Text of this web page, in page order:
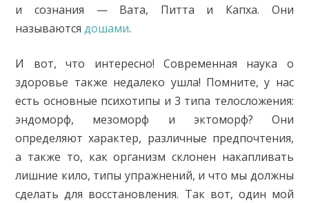
и сознания — Вата, Питта и Капха. Они
называютсядошами.
И вот, что интересно! Современная наука о
здоровье также недалеко ушла! Помните, у нас
есть основные психотипы и 3 типа телосложения:
эндоморф, мезоморф и эктоморф? Они
определяют характер, различные предпочтения,
а также то, как организм склонен накапливать
лишние кило, типы упражнений, и что мы должны
сделать для восстановления. Так вот, один мой